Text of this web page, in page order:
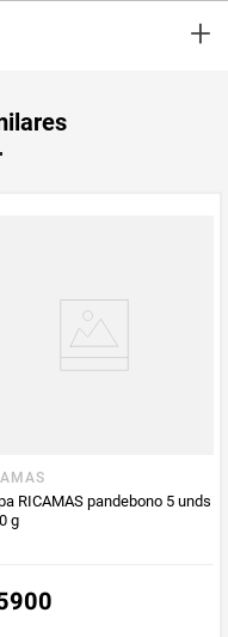
+
RICAMAS pandebono 5 unds
g